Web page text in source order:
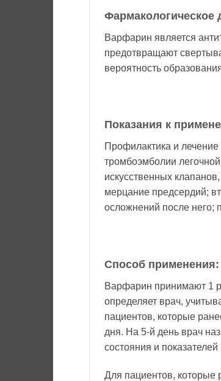
Фармакологическое
Варфарин является
предотвращают
вероятность
Показания к
Профилактика и лечение
тромбоэмболии
искусственных
мерцание предсердий;
осложнений после него;
Способ применения:
Варфарин принимают 1
определяет врач,
пациентов, которые
дня. На 5-й день врач
состояния и
Для пациентов, которые